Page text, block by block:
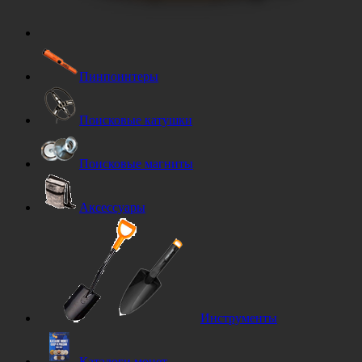
Пинпоинтеры
Поисковые катушки
Поисковые магниты
Аксессуары
Инструменты